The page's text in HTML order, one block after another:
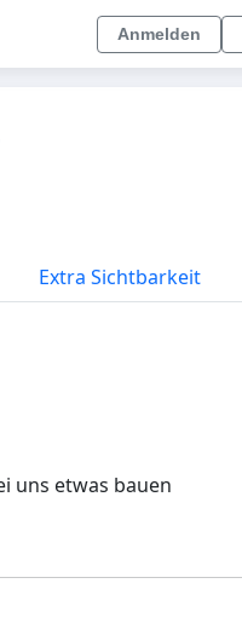
Anmelden
Extra Sichtbarkeit
uns etwas bauen